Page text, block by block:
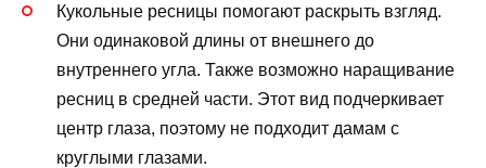
Кукольные ресницы помогают раскрыть взгляд.
Они одинаковой длины от внешнего до
внутреннего угла. Также возможно наращивание
ресниц в средней части. Этот вид подчеркивает
центр глаза, поэтому не подходит дамам с
круглыми глазами.